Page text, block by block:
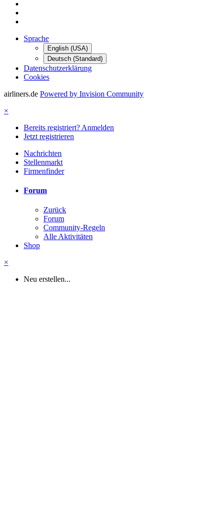
Sprache
English (USA)
Deutsch (Standard)
Datenschutzerklärung
Cookies
airliners.de Powered by Invision Community
×
Bereits registriert? Anmelden
Jetzt registrieren
Nachrichten
Stellenmarkt
Firmenfinder
Forum
Zurück
Forum
Community-Regeln
Alle Aktivitäten
Shop
×
Neu erstellen...